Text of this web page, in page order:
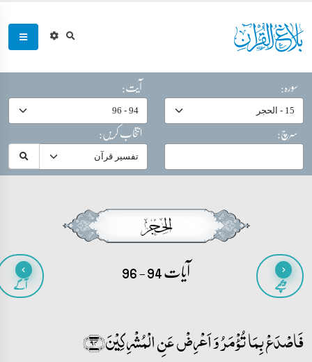
سورہ:
آیت:
سرچ:
انتخاب کریں:
پیچھے آیات 94 - 96 آگے
فَاصۡدَعۡ بِمَا تُؤۡمَرُ وَ اَعۡرِضۡ عَنِ الۡمُشۡرِکِیۡنَ﴿۹۴﴾